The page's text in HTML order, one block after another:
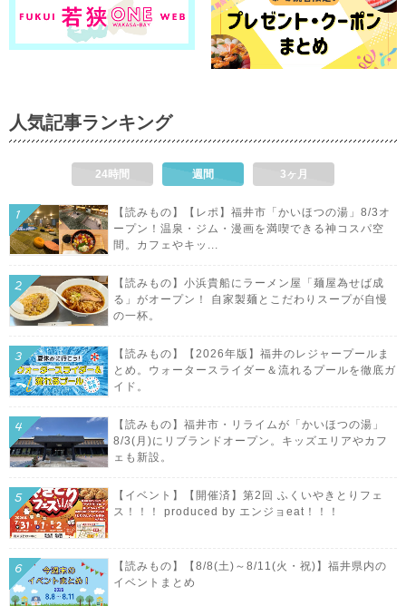
人気記事ランキング
24時間 週間 3ヶ月
【読みもの】【レポ】福井市「かいほつの湯」8/3オ
ープン！温泉・ジム・漫画を満喫できる神コスパ空
間。カフェやキッ...
【読みもの】小浜貴船にラーメン屋「麺屋為せば成
る」がオープン！ 自家製麺とこだわりスープが自慢
の一杯。
【読みもの】【2026年版】福井のレジャープールま
とめ。ウォータースライダー＆流れるプールを徹底ガ
イド。
【読みもの】福井市・リライムが「かいほつの湯」
8/3(月)にリブランドオープン。キッズエリアやカフ
ェも新設。
【イベント】【開催済】第2回 ふくいやきとりフェ
ス！！！ produced by エンジョeat！！！
【読みもの】【8/8(土)～8/11(火・祝)】福井県内の
イベントまとめ